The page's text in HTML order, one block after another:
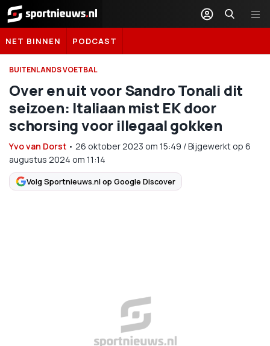
Sportnieuws.nl
NET BINNEN PODCAST
BUITENLANDS VOETBAL
Over en uit voor Sandro Tonali dit
seizoen: Italiaan mist EK door
schorsing voor illegaal gokken
Yvo van Dorst • 26 oktober 2023 om 15:49 /Bijgewerkt op 6
augustus 2024 om 11:14
Volg Sportnieuws.nl op Google Discover